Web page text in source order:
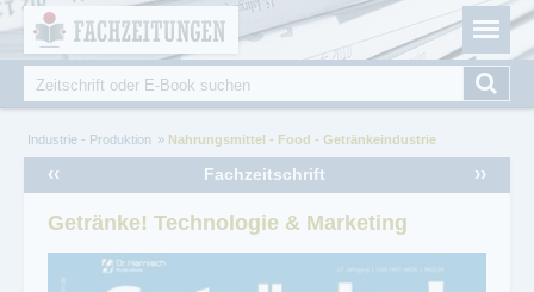
Fachzeitungen.de - Das unabhängige Portal für
Fachmagazine Fachpublikationen & eBooks
Suche
Sie sind hier
Industrie - Produktion Nahrungsmittel - Food - Getränkeindustrie
Fachzeitschrift
‹‹ ››
Getränke! Technologie & Marketing
Cookie-Einstellungen